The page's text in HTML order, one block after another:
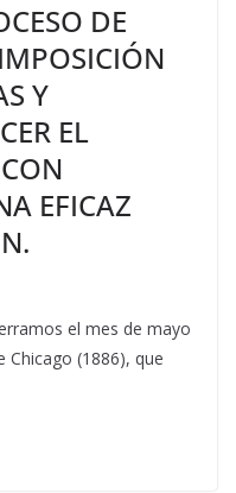
DE
Y
EL
EFICAZ
el mes de mayo
(1886), que